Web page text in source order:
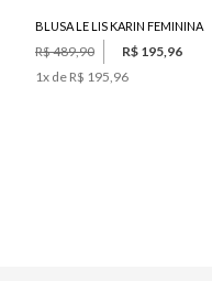
BLUSA LE LIS KARIN FEMININA
R$ 489,90
R$ 195,96
1x de R$ 195,96